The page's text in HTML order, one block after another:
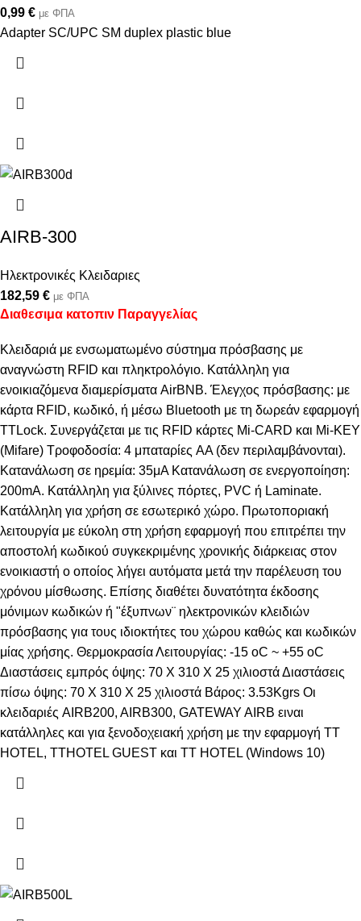
0,99 € με ΦΠΑ
Adapter SC/UPC SM duplex plastic blue
AIRB-300
Ηλεκτρονικές Κλειδαριες
182,59 € με ΦΠΑ
Διαθεσιμα κατοπιν Παραγγελίας
Κλειδαριά με ενσωματωμένο σύστημα πρόσβασης με
αναγνώστη RFID και πληκτρολόγιο. Κατάλληλη για
ενοικιαζόμενα διαμερίσματα AirBNB. Έλεγχος πρόσβασης: με
κάρτα RFID, κωδικό, ή μέσω Bluetooth με τη δωρεάν εφαρμογή
TTLock. Συνεργάζεται με τις RFID κάρτες Μi-CARD και Μi-KEY
(Mifare) Τροφοδοσία: 4 μπαταρίες AA (δεν περιλαμβάνονται).
Κατανάλωση σε ηρεμία: 35μΑ Κατανάλωση σε ενεργοποίηση:
200mA. Κατάλληλη για ξύλινες πόρτες, PVC ή Laminate.
Kατάλληλη για χρήση σε εσωτερικό χώρο. Πρωτοποριακή
λειτουργία με εύκολη στη χρήση εφαρμογή που επιτρέπει την
αποστολή κωδικού συγκεκριμένης χρονικής διάρκειας στον
ενοικιαστή ο οποίος λήγει αυτόματα μετά την παρέλευση του
χρόνου μίσθωσης. Επίσης διαθέτει δυνατότητα έκδοσης
μόνιμων κωδικών ή "έξυπνων¨ ηλεκτρονικών κλειδιών
πρόσβασης για τους ιδιοκτήτες του χώρου καθώς και κωδικών
μίας χρήσης. Θερμοκρασία Λειτουργίας: -15 οC ~ +55 οC
Διαστάσεις εμπρός όψης: 70 Χ 310 Χ 25 χιλιοστά Διαστάσεις
πίσω όψης: 70 Χ 310 Χ 25 χιλιοστά Βάρος: 3.53Kgrs Oι
κλειδαριές AIRB200, AIRB300, GATEWAY AIRB ειναι
κατάλληλες και για ξενοδοχειακή χρήση με την εφαρμογή ΤΤ
ΗOTEL, TTHOTEL GUEST και TT HOTEL (Windows 10)